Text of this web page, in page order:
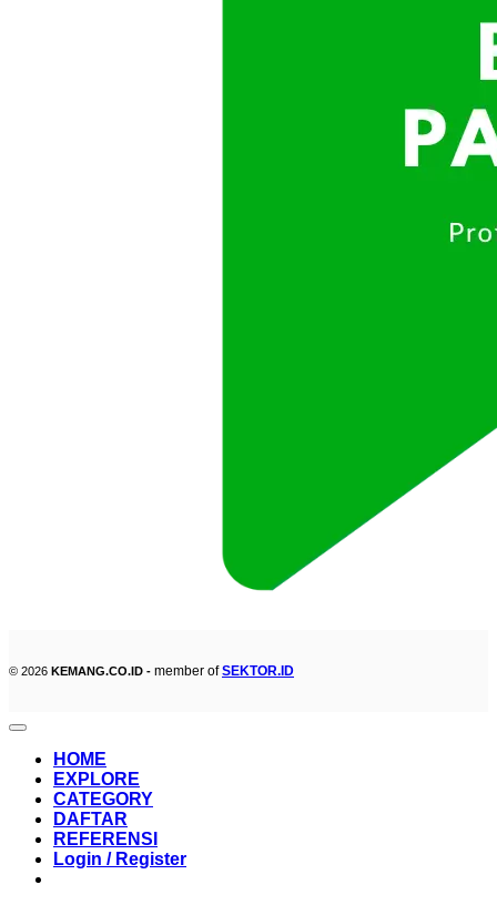
© 2026 KEMANG.CO.ID - member ofSEKTOR.ID
HOME
EXPLORE
CATEGORY
DAFTAR
REFERENSI
Login / Register